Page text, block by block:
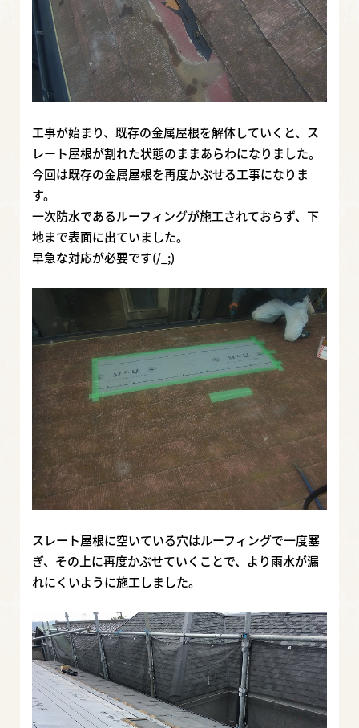
工事が始まり、既存の金属屋根を解体していくと、ス
レート屋根が割れた状態のままあらわになりました。
今回は既存の金属屋根を再度かぶせる工事になりま
す。
一次防水であるルーフィングが施工されておらず、下
地まで表面に出ていました。
早急な対応が必要です(/_;)
スレート屋根に空いている穴はルーフィングで一度塞
ぎ、その上に再度かぶせていくことで、より雨水が漏
れにくいように施工しました。